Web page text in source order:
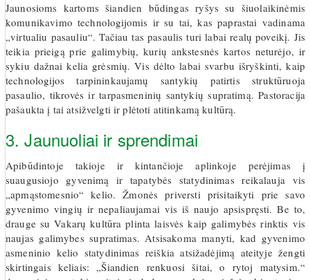
Jaunosioms kartoms šiandien būdingas ryšys su šiuolaikinėmis
komunikavimo technologijomis ir su tai, kas paprastai vadinama
„virtualiu pasauliu“. Tačiau tas pasaulis turi labai realų poveikį. Jis
teikia prieigą prie galimybių, kurių ankstesnės kartos neturėjo, ir
sykiu dažnai kelia grėsmių. Vis dėlto labai svarbu išryškinti, kaip
technologijos tarpininkaujamų santykių patirtis struktūruoja
pasaulio, tikrovės ir tarpasmeninių santykių supratimą. Pastoracija
pašaukta į tai atsižvelgti ir plėtoti atitinkamą kultūrą.
3. Jaunuoliai ir sprendimai
Apibūdintoje takioje ir kintančioje aplinkoje perėjimas į
suaugusiojo gyvenimą ir tapatybės statydinimas reikalauja vis
„apmąstomesnio“ kelio. Žmonės priversti prisitaikyti prie savo
gyvenimo vingių ir nepaliaujamai vis iš naujo apsispręsti. Be to,
drauge su Vakarų kultūra plinta laisvės kaip galimybės rinktis vis
naujas galimybes supratimas. Atsisakoma manyti, kad gyvenimo
asmeninio kelio statydinimas reiškia atsižadėjimą ateityje žengti
skirtingais keliais: „Šiandien renkuosi šitai, o rytoj matysim.“